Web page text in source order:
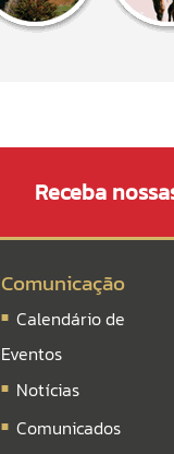
Receba
Comunicação
Calendário de
Eventos
Notícias
Comunicados